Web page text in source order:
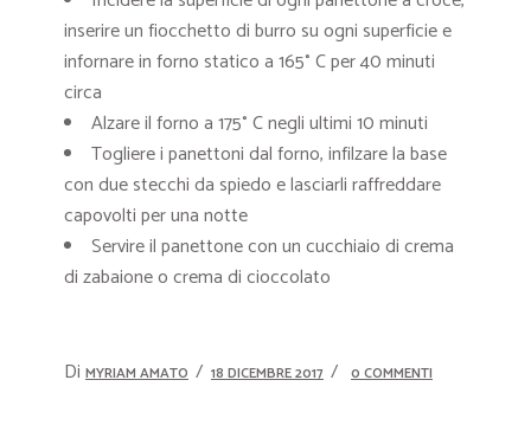
inserire un fiocchetto di burro su ogni superficie e
infornare in forno statico a 165° C per 40 minuti
circa
Alzare il forno a 175° C negli ultimi 10 minuti
Togliere i panettoni dal forno, infilzare la base
con due stecchi da spiedo e lasciarli raffreddare
capovolti per una notte
Servire il panettone con un cucchiaio di crema
di zabaione o crema di cioccolato
Di MYRIAM AMATO 18 DICEMBRE 2017 0 COMMENTI